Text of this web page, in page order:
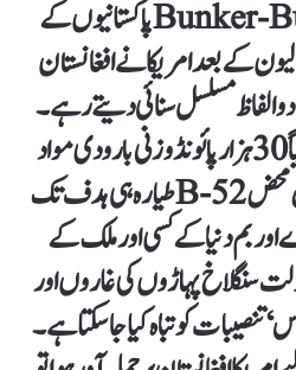
رہے ۔ B-52اور Bunker-Busterپاکستانیوں کے
کے بعد امریکا نے افغانستان
دوالفاظ مسلسل سنائی دیتے رہے۔
بنکر بسٹر ایسے بم ہیں جو تقریباً 30ہزار پائونڈ وزنی بارودی مواد
کے حامل ہوتے ہیں۔ انھیں محض B-52طیارہ ہی ہدف تک
بم دنیا کے کسی اور ملک کے
سنگلاخ پہاڑوں کی غاروں اور
تنصیبات کو تباہ کیا جاسکتا ہے۔